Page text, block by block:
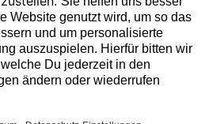
Reise!